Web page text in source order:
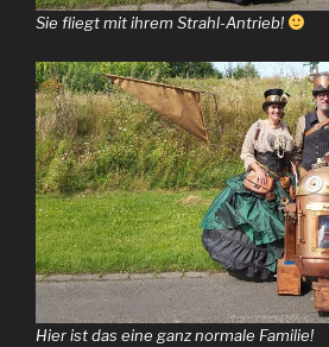
Sie fliegt mit ihrem Strahl-Antrieb!
Hier ist das eine ganz normale Familie!